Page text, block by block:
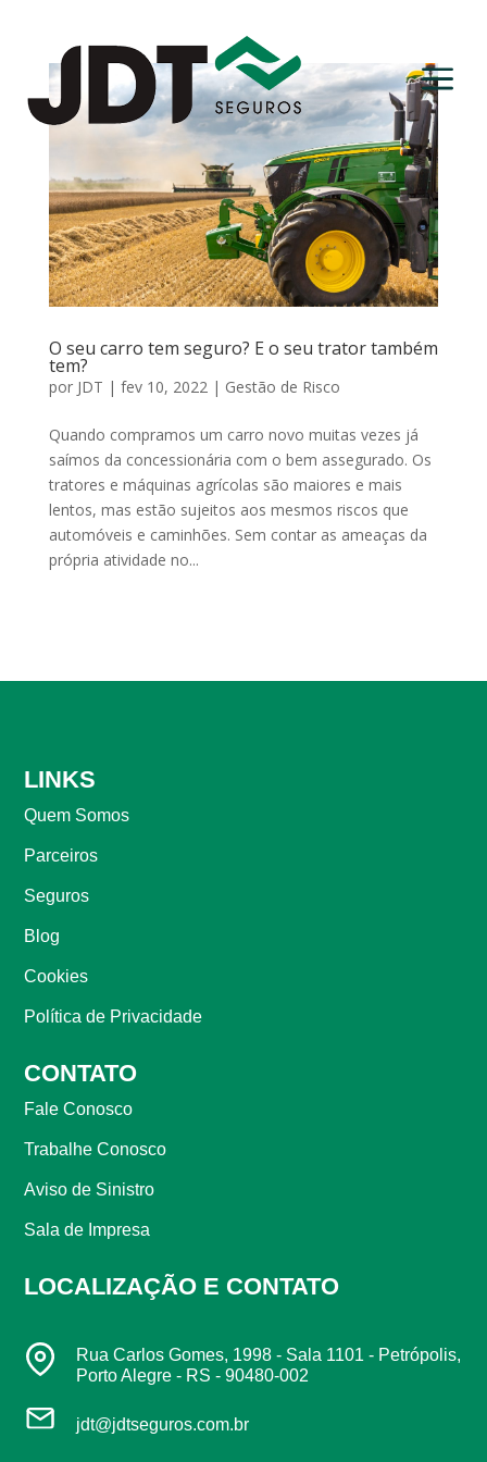
a
O seu carro tem seguro? E o seu trator também
tem?
por JDT | fev 10, 2022| Gestão de Risco
Quando compramos um carro novo muitas vezes já
saímos da concessionária com o bem assegurado. Os
tratores e máquinas agrícolas são maiores e mais
lentos, mas estão sujeitos aos mesmos riscos que
automóveis e caminhões. Sem contar as ameaças da
própria atividade no...
LINKS
Quem Somos
Parceiros
Seguros
Blog
Cookies
Política de Privacidade
CONTATO
Fale Conosco
Trabalhe Conosco
Aviso de Sinistro
Sala de Impresa
LOCALIZAÇÃO E CONTATO
Rua Carlos Gomes, 1998 - Sala 1101 - Petrópolis,
Porto Alegre - RS - 90480-002
jdt@jdtseguros.com.br